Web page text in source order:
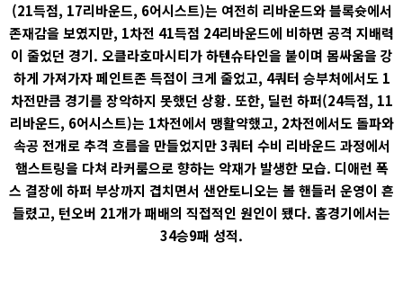
(21득점, 17리바운드, 6어시스트)는 여전히 리바운드와 블록슛에서
존재감을 보였지만, 1차전 41득점 24리바운드에 비하면 공격 지배력
이 줄었던 경기. 오클라호마시티가 하텐슈타인을 붙이며 몸싸움을 강
하게 가져가자 페인트존 득점이 크게 줄었고, 4쿼터 승부처에서도 1
차전만큼 경기를 장악하지 못했던 상황. 또한, 딜런 하퍼(24득점, 11
리바운드, 6어시스트)는 1차전에서 맹활약했고, 2차전에서도 돌파와
속공 전개로 추격 흐름을 만들었지만 3쿼터 수비 리바운드 과정에서
햄스트링을 다쳐 라커룸으로 향하는 악재가 발생한 모습. 디애런 폭
스 결장에 하퍼 부상까지 겹치면서 샌안토니오는 볼 핸들러 운영이 흔
들렸고, 턴오버 21개가 패배의 직접적인 원인이 됐다. 홈경기에서는
34승9패 성적.